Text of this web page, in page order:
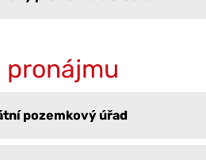
pronájmu
pozemkový úřad